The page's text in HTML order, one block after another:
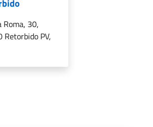
Roma, 30,
Retorbido PV,